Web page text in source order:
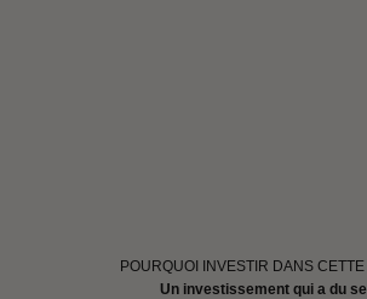
POURQUOI INVESTIR DANS
Un investissement qui a du